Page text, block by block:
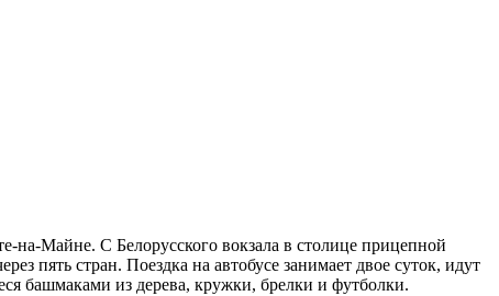
на-Майне. С Белорусского вокзала в столице прицепной
пять стран. Поездка на автобусе занимает двое суток, идут
башмаками из дерева, кружки, брелки и футболки.